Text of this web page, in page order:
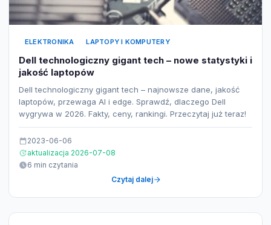
ELEKTRONIKA LAPTOPY I KOMPUTERY
Dell technologiczny gigant tech – nowe statystyki i
jakość laptopów
Dell technologiczny gigant tech – najnowsze dane, jakość
laptopów, przewaga AI i edge. Sprawdź, dlaczego Dell
wygrywa w 2026. Fakty, ceny, rankingi. Przeczytaj już teraz!
2023-06-06
aktualizacja 2026-07-08
6 min czytania
Czytaj dalej